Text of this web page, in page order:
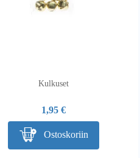
Kulkuset
1,95 €
Ostoskoriin